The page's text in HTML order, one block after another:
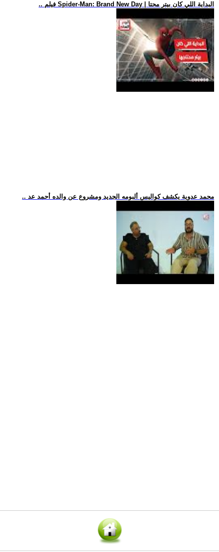
.. فيلم Spider-Man: Brand New Day | البداية اللي كان بيتر محتا
.. محمد عدوية يكشف كواليس ألبومه الجديد ومشروع عن والده أحمد عد